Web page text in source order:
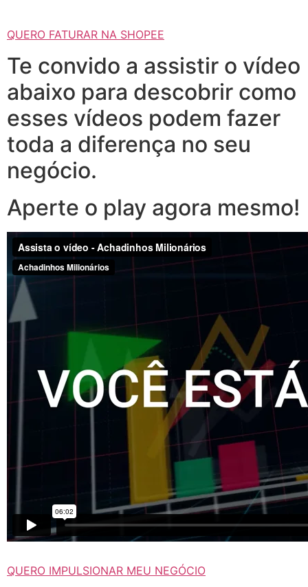
QUERO FATURAR NA SHOPEE
Te convido a assistir o vídeo
abaixo para descobrir como
esses vídeos podem fazer
toda a diferença no seu
negócio.
Aperte o play agora mesmo!
QUERO IMPULSIONAR MEU NEGÓCIO